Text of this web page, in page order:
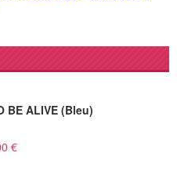
BE ALIVE (Bleu)
€